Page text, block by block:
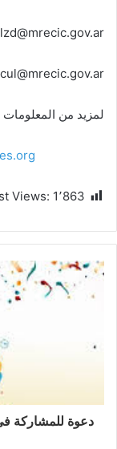
lzd@mrecic.gov.ar
لمزيد من المعلومات
Views: 1٬863
دعوة للمشاركة في